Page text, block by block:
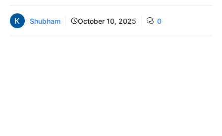
Shubham October 10, 2025 0